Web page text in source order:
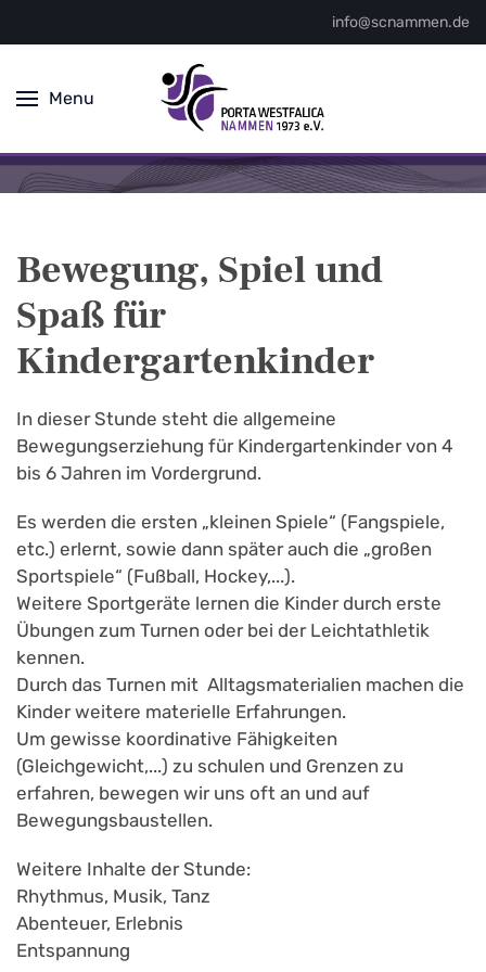
info@scnammen.de
Menu
Bewegung, Spiel und
Spaß für
Kindergartenkinder
In dieser Stunde steht die allgemeine
Bewegungserziehung für Kindergartenkinder von 4
bis 6 Jahren im Vordergrund.
Es werden die ersten „kleinen Spiele“ (Fangspiele,
etc.) erlernt, sowie dann später auch die „großen
Sportspiele“ (Fußball, Hockey,...).
Weitere Sportgeräte lernen die Kinder durch erste
Übungen zum Turnen oder bei der Leichtathletik
kennen.
Durch das Turnen mit Alltagsmaterialien machen die
Kinder weitere materielle Erfahrungen.
Um gewisse koordinative Fähigkeiten
(Gleichgewicht,...) zu schulen und Grenzen zu
erfahren, bewegen wir uns oft an und auf
Bewegungsbaustellen.
Weitere Inhalte der Stunde:
Rhythmus, Musik, Tanz
Abenteuer, Erlebnis
Entspannung